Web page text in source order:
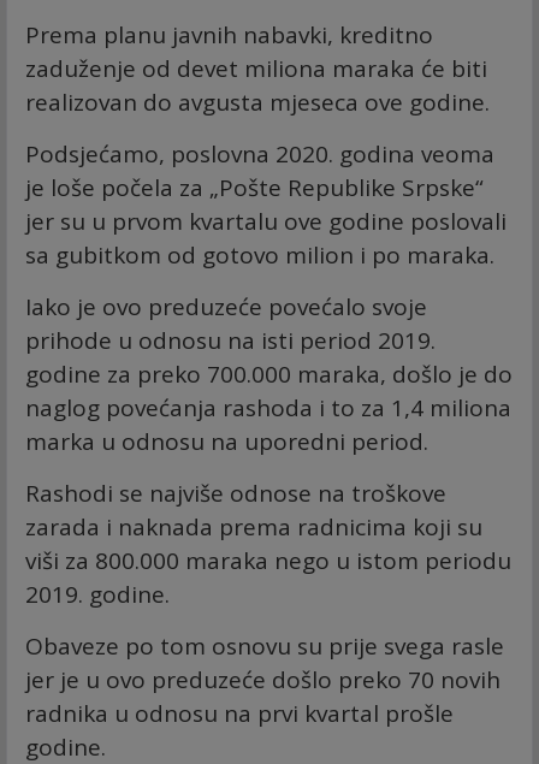
Prema planu javnih nabavki, kreditno
zaduženje od devet miliona maraka će biti
realizovan do avgusta mjeseca ove godine.
Podsjećamo, poslovna 2020. godina veoma
je loše počela za „Pošte Republike Srpske“
jer su u prvom kvartalu ove godine poslovali
sa gubitkom od gotovo milion i po maraka.
Iako je ovo preduzeće povećalo svoje
prihode u odnosu na isti period 2019.
godine za preko 700.000 maraka, došlo je do
naglog povećanja rashoda i to za 1,4 miliona
marka u odnosu na uporedni period.
Rashodi se najviše odnose na troškove
zarada i naknada prema radnicima koji su
viši za 800.000 maraka nego u istom periodu
2019. godine.
Obaveze po tom osnovu su prije svega rasle
jer je u ovo preduzeće došlo preko 70 novih
radnika u odnosu na prvi kvartal prošle
godine.